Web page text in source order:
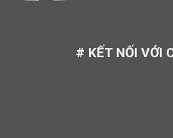
# KẾT NỐI VỚI